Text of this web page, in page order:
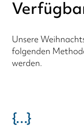
Unsere
folgenden
werden.